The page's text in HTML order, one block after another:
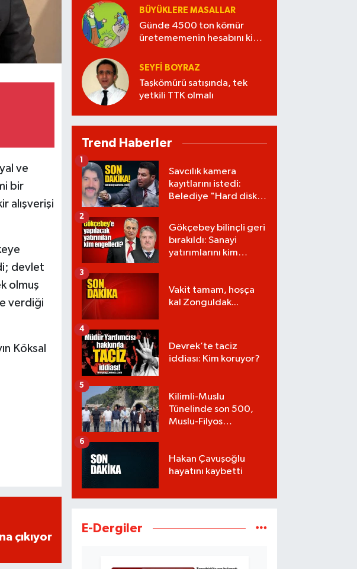
ve
bir
alışverişi
devlet
olmuş
verdiği
Köksal
çıkıyor
BÜYÜKLERE MASALLAR
Günde 4500 ton kömür
üretememenin hesabını kim
SEYFI BOYRAZ
Taşkömürü satışında, tek
yetkili TTK olmalı
Trend Haberler
Savcılık kamera
kayıtlarını istedi:
Belediye "Hard disk
1
Gökçebey bilinçli geri
bırakıldı: Sanayi
yatırımlarını kim
2
Vakit tamam, hoşça
kal Zonguldak...
3
Devrek’te taciz
iddiası: Kim koruyor?
4
Kilimli-Muslu
Tünelinde son 500,
Muslu-Filyos
5
Hakan Çavuşoğlu
hayatını kaybetti
6
E-Dergiler